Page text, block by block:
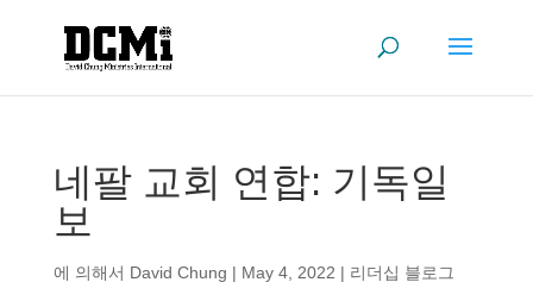
네팔 교회 연합: 기독일
보
에 의해서 David Chung | May 4, 2022 | 리더십 블로그